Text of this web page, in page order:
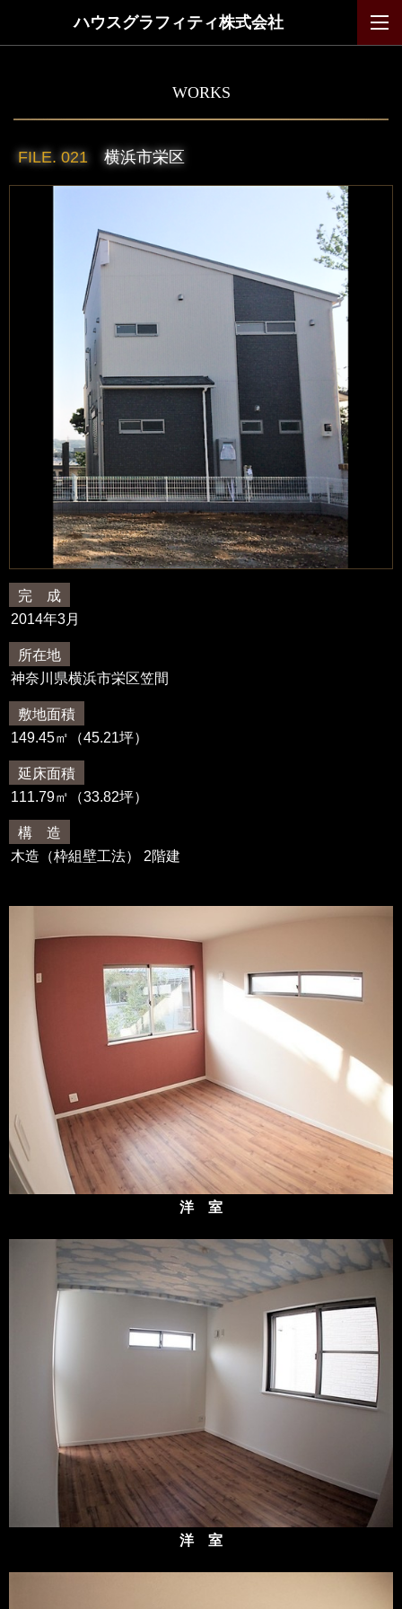
ハウスグラフィティ株式会社
WORKS
FILE. 021 横浜市栄区
完 成
2014年3月
所在地
神奈川県横浜市栄区笠間
敷地面積
149.45㎡（45.21坪）
延床面積
111.79㎡（33.82坪）
構 造
木造（枠組壁工法） 2階建
洋 室
洋 室